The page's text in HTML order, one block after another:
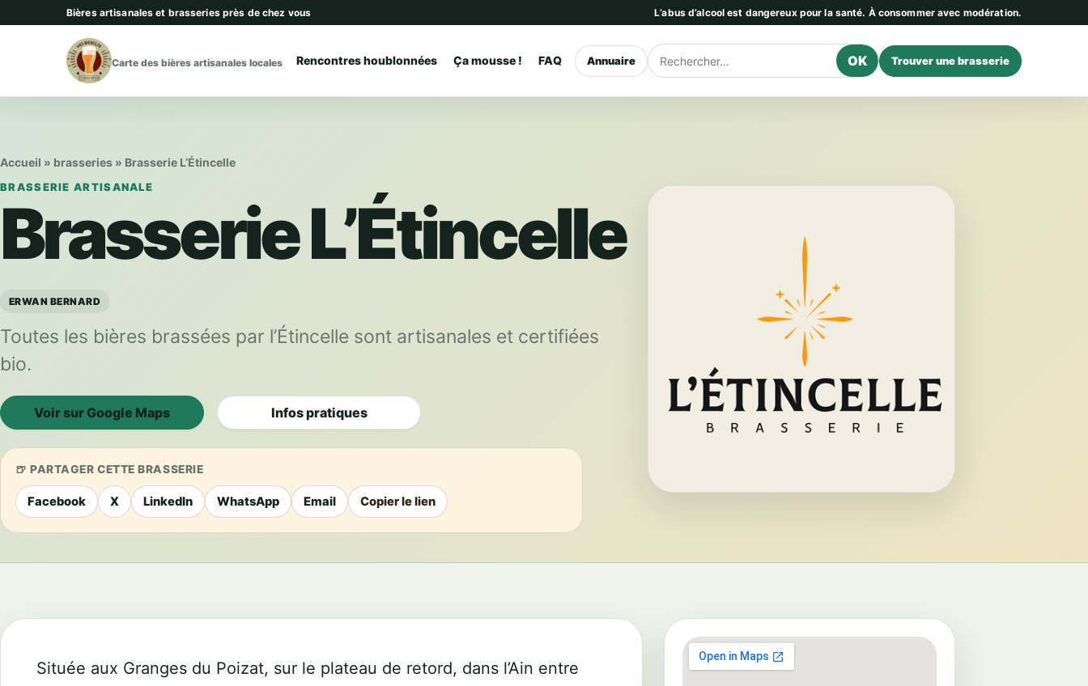
Aller au contenuBières artisanales et brasseries près de chez vous L’abus d’alcool est dangereux pour la santé. À consommer avec modération.
Carte des bières artisanales locales Rencontres houblonnées Ça mousse ! FAQ Annuaire Rechercher OK Trouver une brasserie
Accueil » brasseries » Brasserie L’Étincelle
BRASSERIE ARTISANALE
Brasserie L’Étincelle
ERWAN BERNARD
Toutes les bières brassées par l’Étincelle sont artisanales et certifiées
bio.
Voir sur Google Maps Infos pratiques
PARTAGER CETTE BRASSERIE
Facebook X LinkedIn WhatsApp Email Copier le lien
Située aux Granges du Poizat, sur le plateau de retord, dans l’Ain entre